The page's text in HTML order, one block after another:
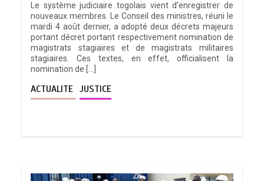
Le système judiciaire togolais vient d’enregistrer de
nouveaux membres. Le Conseil des ministres, réuni le
mardi 4 août dernier, a adopté deux décrets majeurs
portant décret portant respectivement nomination de
magistrats stagiaires et de magistrats militaires
stagiaires. Ces textes, en effet, officialisent la
nomination de […]
ACTUALITE JUSTICE